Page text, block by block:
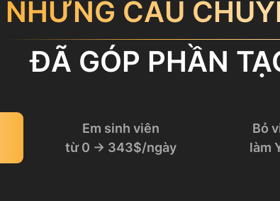
NHỮNG CÂU
ĐÃ GÓP PHẦN
Em sinh viên
từ 0 → 343$/ngày
Bỏ
làm